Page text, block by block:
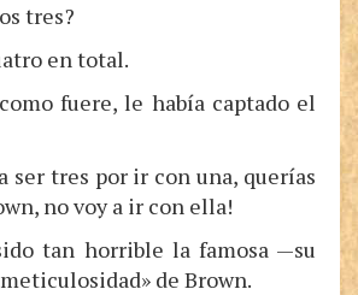
tres?
en total.
fuere, le había captado el
ser tres por ir con una, querías
no voy a ir con ella!
tan horrible la famosa —su
de Brown.